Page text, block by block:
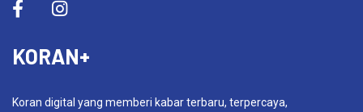
KORAN+
Koran digital yang memberi kabar terbaru, terpercaya,